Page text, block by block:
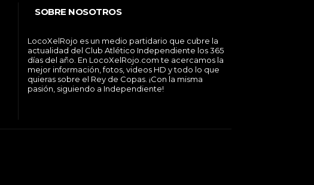
SOBRE NOSOTROS
LocoXelRojo es un medio partidario que cubre la
actualidad del Club Atlético Independiente los 365
días del año. En LocoXelRojo.com te acercamos la
mejor información, fotos, videos HD y todo lo que
quieras sobre el Rey de Copas. ¡Con la misma
pasión, siguiendo a Independiente!